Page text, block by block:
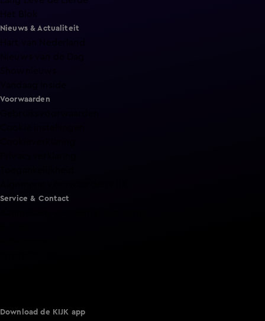
Nieuws & Actualiteit
Voorwaarden
Service & Contact
Download de KIJK app